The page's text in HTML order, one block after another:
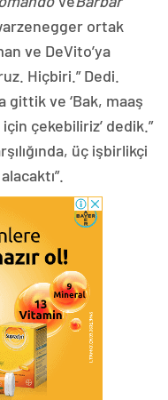
ortak
ve DeVito’ya
Hiçbiri.” Dedi.
ve ‘Bak, maaş
çekebiliriz’ dedik.”
üç işbirlikçi